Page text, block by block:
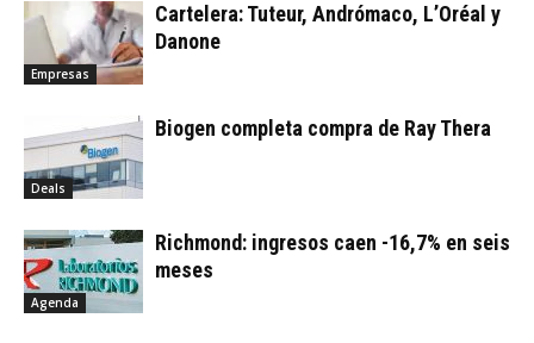
Empresas
Cartelera: Tuteur, Andrómaco, L’Oréal y
Danone
Deals
Biogen completa compra de Ray Thera
Agenda
Richmond: ingresos caen -16,7% en seis
meses